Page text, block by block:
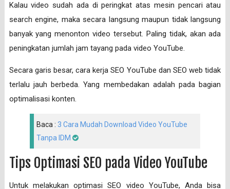
Kalau video sudah ada di peringkat atas mesin pencari atau
search engine, maka secara langsung maupun tidak langsung
banyak yang menonton video tersebut. Paling tidak, akan ada
peningkatan jumlah jam tayang pada video YouTube.
Secara garis besar, cara kerja SEO YouTube dan SEO web tidak
terlalu jauh berbeda. Yang membedakan adalah pada bagian
optimalisasi konten.
Baca : 3 Cara Mudah Download Video YouTube
Tanpa IDM
Tips Optimasi SEO pada Video YouTube
Untuk melakukan optimasi SEO video YouTube, Anda bisa